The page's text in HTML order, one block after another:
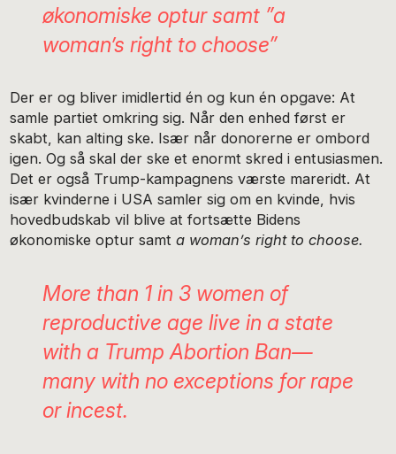
økonomiske optur samt ”a
woman’s right to choose”
Der er og bliver imidlertid én og kun én opgave: At
samle partiet omkring sig. Når den enhed først er
skabt, kan alting ske. Især når donorerne er ombord
igen. Og så skal der ske et enormt skred i entusiasmen.
Det er også Trump-kampagnens værste mareridt. At
især kvinderne i USA samler sig om en kvinde, hvis
hovedbudskab vil blive at fortsætte Bidens
økonomiske optur samta woman’s right to choose.
More than 1 in 3 women of
reproductive age live in a state
with a Trump Abortion Ban—
many with no exceptions for rape
or incest.